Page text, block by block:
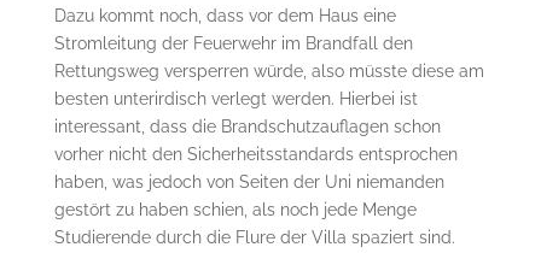
Dazu kommt noch, dass vor dem Haus eine
Stromleitung der Feuerwehr im Brandfall den
Rettungsweg versperren würde, also müsste diese am
besten unterirdisch verlegt werden. Hierbei ist
interessant, dass die Brandschutzauflagen schon
vorher nicht den Sicherheitsstandards entsprochen
haben, was jedoch von Seiten der Uni niemanden
gestört zu haben schien, als noch jede Menge
Studierende durch die Flure der Villa spaziert sind.